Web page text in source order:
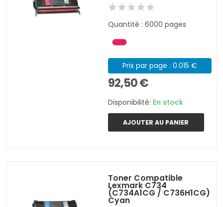
Quantité : 6000 pages
Prix par page : 0.015 €
92,50 €
Disponibilité: En stock
AJOUTER AU PANIER
Toner Compatible
Lexmark C734
(C734A1CG / C736H1CG)
Cyan